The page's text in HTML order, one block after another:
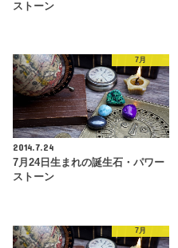
ストーン
7月
2014.7.24
7月24日生まれの誕生石・パワー
ストーン
7月